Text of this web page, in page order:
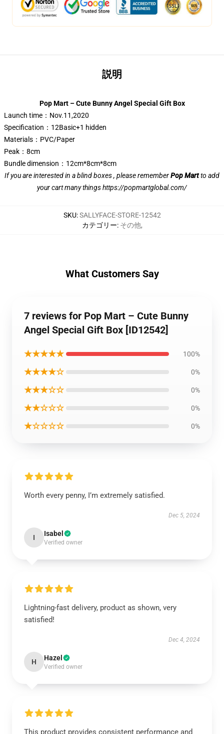
説明
Pop Mart – Cute Bunny Angel Special Gift Box
Launch time：Nov.11,2020
Specification：12Basic+1 hidden
Materials：PVC/Paper
Peak：8cm
Bundle dimension：12cm*8cm*8cm
If you are interested in a blind boxes , please rememberPop Martto add
your cart many thingshttps://popmartglobal.com/
SKU:SALLYFACE-STORE-12542
カテゴリー: その他,
What Customers Say
7 reviews for Pop Mart – Cute Bunny
Angel Special Gift Box [ID12542]
★★★★★ 100%
★★★★☆ 0%
★★★☆☆ 0%
★★☆☆☆ 0%
★☆☆☆☆ 0%
Worth every penny, I’m extremely satisfied.
Dec 5, 2024
I Isabel
Verified owner
Lightning-fast delivery, product as shown, very
satisfied!
Dec 4, 2024
H Hazel
Verified owner
This product provides consistent performance and